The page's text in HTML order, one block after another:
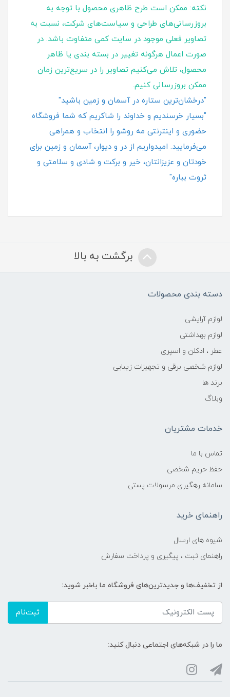
نکته: ممکن است طرح ظاهری محصول با توجه به
بروزرسانی‌های طراحی و سیاست‌های شرکت، نسبت به
تصاویر فعلی موجود در سایت کمی متفاوت باشد. در
صورت اعمال هرگونه تغییر در بسته‌ بندی یا ظاهر
محصول، تلاش می‌کنیم تصاویر را در سریع‌ترین زمان
ممکن بروزرسانی کنیم.
"درخشان‌ترین ستاره در آسمان و زمین باشید"
"بسیار خرسندیم و خداوند را شاکریم که شما فروشگاه
حضوری و اینترنتی مه روشو را انتخاب و همراهی
می‌فرمایید. امیدواریم از در و دیوار، آسمان و زمین برای
خودتان و عزیزانتان، خیر و برکت و شادی و سلامتی و
ثروت بباره"
برگشت به بالا
دسته بندی محصولات
لوازم آرایشی
لوازم بهداشتی
عطر ، ادکلن و اسپری
لوازم شخصی برقی و تجهیزات زیبایی
برند ها
وبلاگ
خدمات مشتریان
تماس با ما
حفظ حریم شخصی
سامانه رهگیری مرسولات پستی
راهنمای خرید
شیوه های ارسال
راهنمای ثبت ، پیگیری و پرداخت سفارش
از تخفیف‌ها و جدیدترین‌های فروشگاه ما باخبر شوید:
ثبت‌نام
ما را در شبکه‌های اجتماعی دنبال کنید: